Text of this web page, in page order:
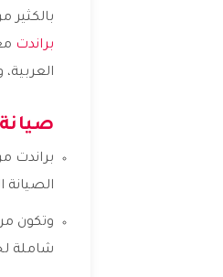
بالكثير
براندت
براندت
وتكون
شاملة